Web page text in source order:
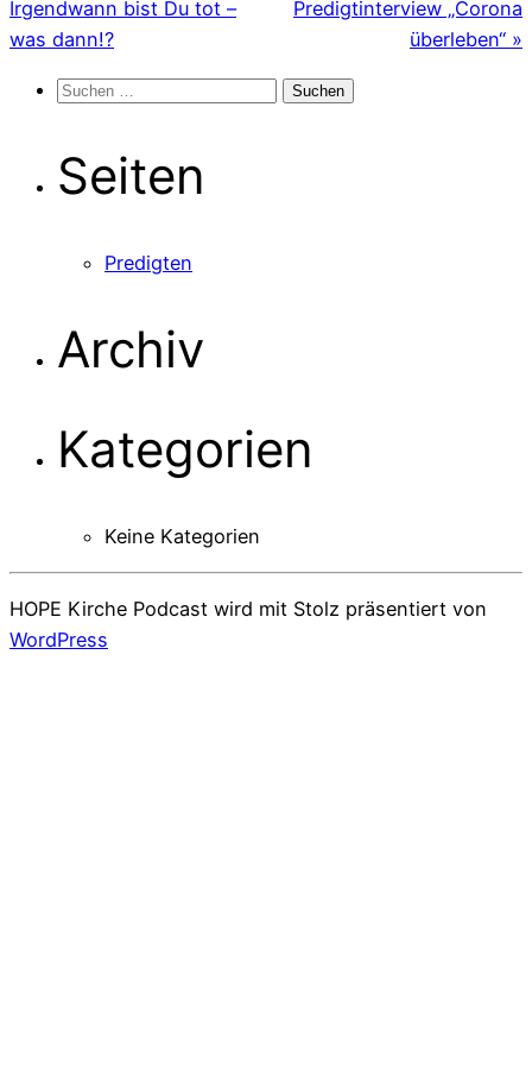
Irgendwann bist Du tot –
was dann!?
Predigtinterview „Corona
überleben“ »
Suchen
Seiten
Predigten
Archiv
Kategorien
Keine Kategorien
HOPE Kirche Podcast wird mit Stolz präsentiert von
WordPress